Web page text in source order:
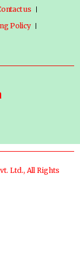
us
Policy
Ltd., All Rights